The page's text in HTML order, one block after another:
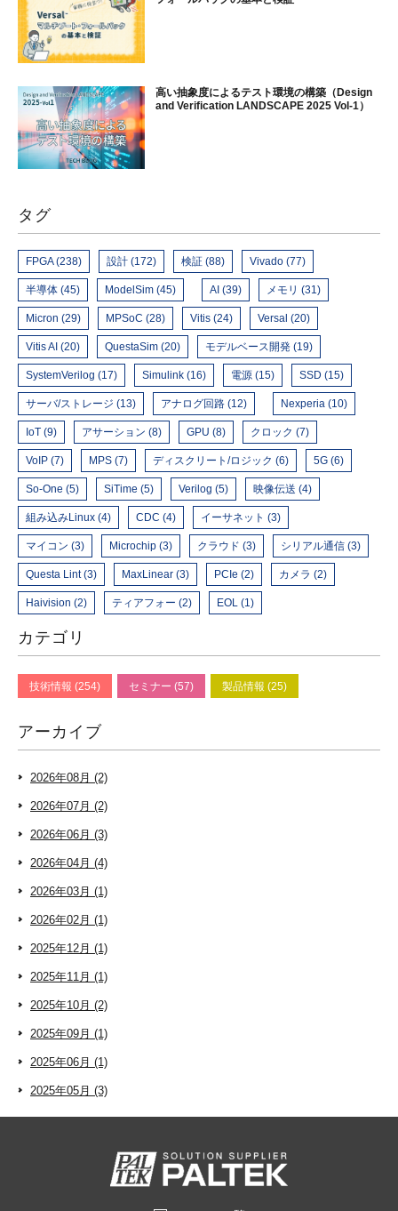
高い抽象度によるテスト環境の構築（Design
and Verification LANDSCAPE 2025 Vol-1）
タグ
FPGA (238) 設計 (172) 検証 (88) Vivado (77)
半導体 (45) ModelSim (45) AI (39) メモリ (31)
Micron (29) MPSoC (28) Vitis (24) Versal (20)
Vitis AI (20) QuestaSim (20) モデルベース開発 (19)
SystemVerilog (17) Simulink (16) 電源 (15) SSD (15)
サーバ/ストレージ (13) アナログ回路 (12) Nexperia (10)
IoT (9) アサーション (8) GPU (8) クロック (7)
VoIP (7) MPS (7) ディスクリート/ロジック (6) 5G (6)
So-One (5) SiTime (5) Verilog (5) 映像伝送 (4)
組み込みLinux (4) CDC (4) イーサネット (3)
マイコン (3) Microchip (3) クラウド (3) シリアル通信 (3)
Questa Lint (3) MaxLinear (3) PCIe (2) カメラ (2)
Haivision (2) ティアフォー (2) EOL (1)
カテゴリ
技術情報 (254) セミナー (57) 製品情報 (25)
アーカイブ
2026年08月 (2)
2026年07月 (2)
2026年06月 (3)
2026年04月 (4)
2026年03月 (1)
2026年02月 (1)
2025年12月 (1)
2025年11月 (1)
2025年10月 (2)
2025年09月 (1)
2025年06月 (1)
2025年05月 (3)